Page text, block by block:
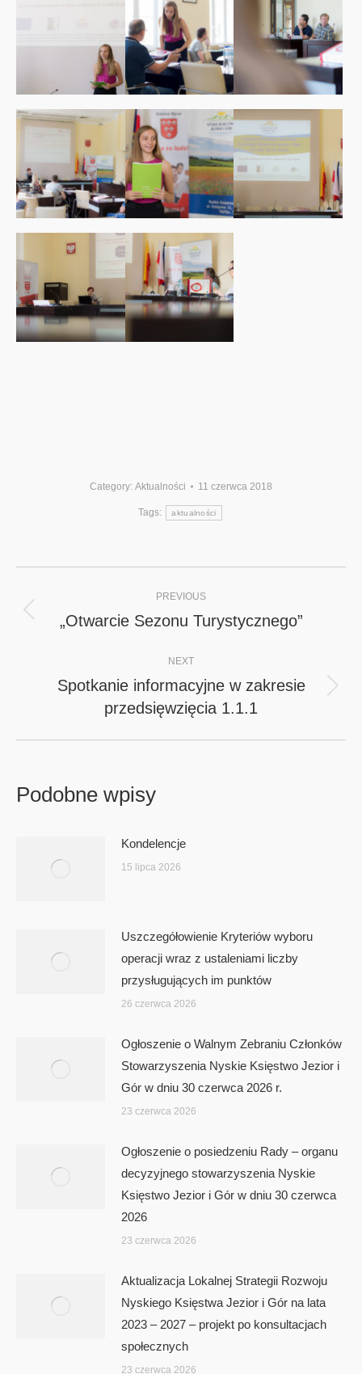
Category: Aktualności 11 czerwca 2018
Tags: aktualności
navigation
PREVIOUS
Previous
„Otwarcie Sezonu Turystycznego”
NEXT
Next
post:
Spotkanie informacyjne w zakresie
przedsięwzięcia 1.1.1
Podobne wpisy
Kondelencje
15 lipca 2026
Uszczegółowienie Kryteriów wyboru
operacji wraz z ustaleniami liczby
przysługujących im punktów
26 czerwca 2026
Ogłoszenie o Walnym Zebraniu Członków
Stowarzyszenia Nyskie Księstwo Jezior i
Gór w dniu 30 czerwca 2026 r.
23 czerwca 2026
Ogłoszenie o posiedzeniu Rady – organu
decyzyjnego stowarzyszenia Nyskie
Księstwo Jezior i Gór w dniu 30 czerwca
2026
23 czerwca 2026
Aktualizacja Lokalnej Strategii Rozwoju
Nyskiego Księstwa Jezior i Gór na lata
2023 – 2027 – projekt po konsultacjach
społecznych
23 czerwca 2026